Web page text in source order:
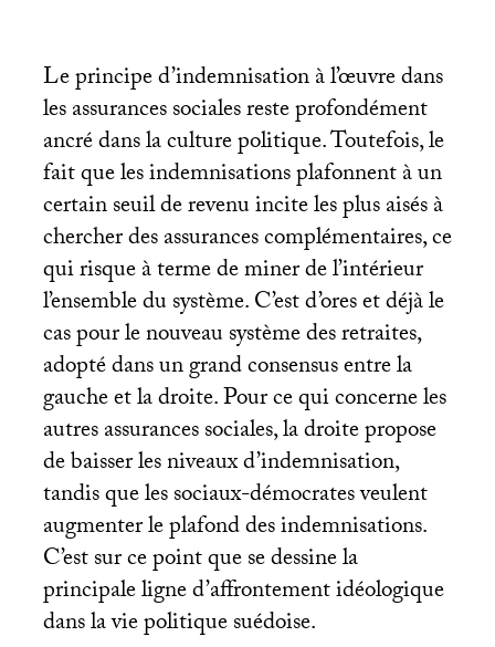
Le principe d’indemnisation à l’œuvre dans
les assurances sociales reste profondément
ancré dans la culture politique. Toutefois, le
fait que les indemnisations plafonnent à un
certain seuil de revenu incite les plus aisés à
chercher des assurances complémentaires, ce
qui risque à terme de miner de l’intérieur
l’ensemble du système. C’est d’ores et déjà le
cas pour le nouveau système des retraites,
adopté dans un grand consensus entre la
gauche et la droite. Pour ce qui concerne les
autres assurances sociales, la droite propose
de baisser les niveaux d’indemnisation,
tandis que les sociaux-démocrates veulent
augmenter le plafond des indemnisations.
C’est sur ce point que se dessine la
principale ligne d’affrontement idéologique
dans la vie politique suédoise.